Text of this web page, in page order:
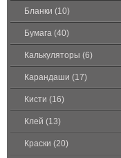
Бланки (10)
Бумага (40)
Калькуляторы (6)
Карандаши (17)
Кисти (16)
Клей (13)
Краски (20)